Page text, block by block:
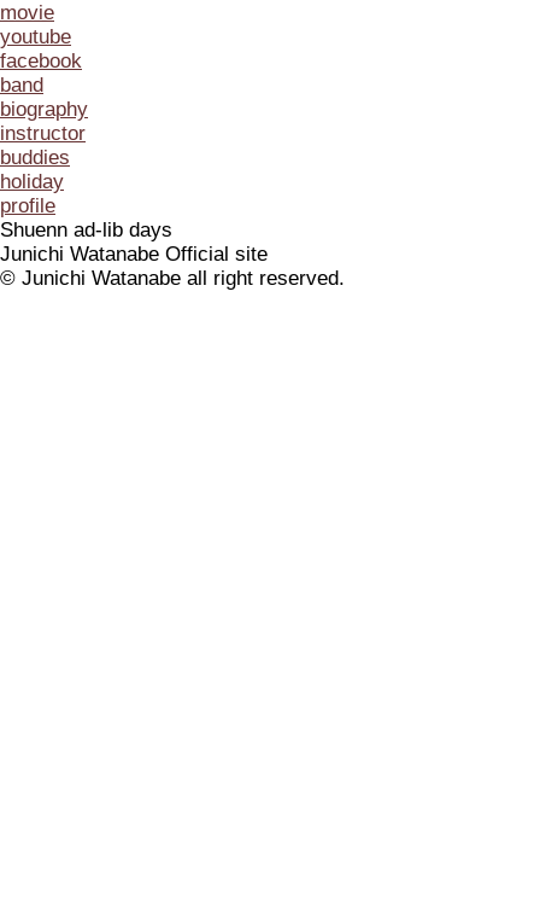
movie
youtube
facebook
band
biography
instructor
buddies
holiday
profile
Shuenn ad-lib days
Junichi Watanabe Official site
© Junichi Watanabe all right reserved.